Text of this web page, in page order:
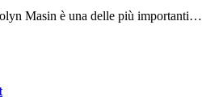
Masin è una delle più importanti…